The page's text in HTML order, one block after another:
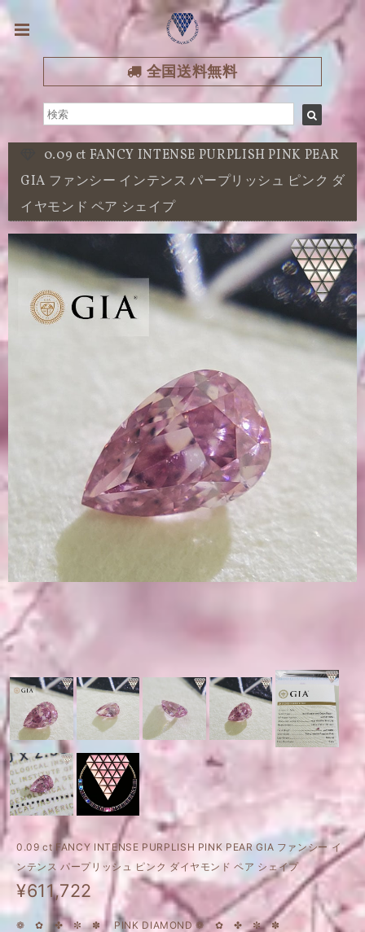
全国送料無料
0.09 ct FANCY INTENSE PURPLISH PINK PEAR
GIA ファンシー インテンス パープリッシュ ピンク ダ
イヤモンド ペア シェイプ
0.09 ct FANCY INTENSE PURPLISH PINK PEAR GIA ファンシー イ
ンテンス パープリッシュ ピンク ダイヤモンド ペア シェイプ
¥611,722
❁ ✿ ✤ ✼ ✽ PINK DIAMOND ❁ ✿ ✤ ✼ ✽